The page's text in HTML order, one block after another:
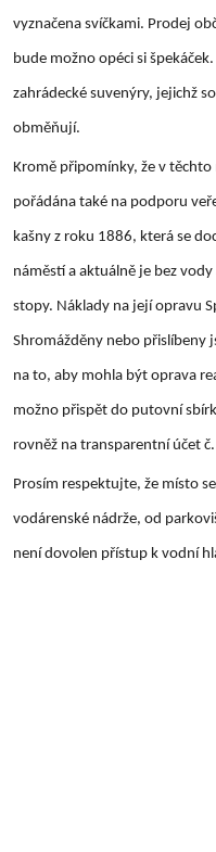
vyznačena svíčkami. Prodej
bude možno opéci si
zahrádecké suvenýry, jejichž
obměňují.
Kromě připomínky, že v
pořádána také na podporu
kašny z roku 1886, která se
náměstí a aktuálně je bez
stopy. Náklady na její opravu
Shromážděny nebo přislíbeny
na to, aby mohla být oprava
možno přispět do putovní
rovněž na transparentní účet
Prosím respektujte, že místo
vodárenské nádrže, od
není dovolen přístup k vodní